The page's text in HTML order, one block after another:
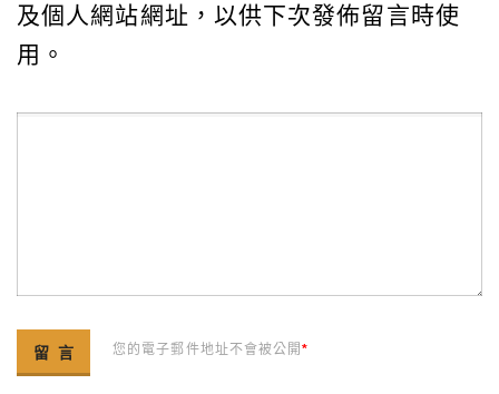
及個人網站網址，以供下次發佈留言時使
用。
您的電子郵件地址不會被公開*